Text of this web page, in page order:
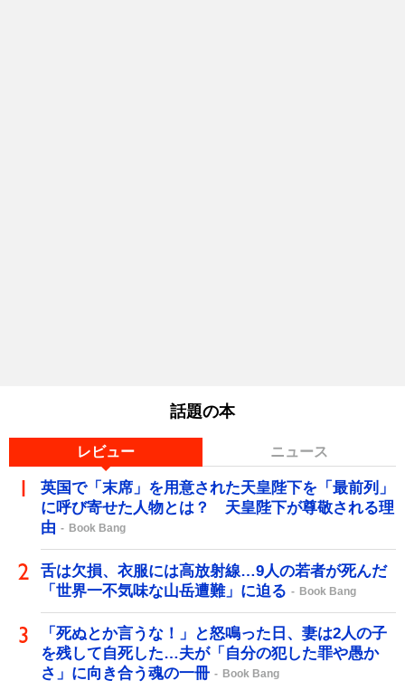
話題の本
レビュー ニュース
英国で「末席」を用意された天皇陛下を「最前列」
に呼び寄せた人物とは？ 天皇陛下が尊敬される理
由
Book Bang
舌は欠損、衣服には高放射線…9人の若者が死んだ
「世界一不気味な山岳遭難」に迫る
Book Bang
「死ぬとか言うな！」と怒鳴った日、妻は2人の子
を残して自死した…夫が「自分の犯した罪や愚か
さ」に向き合う魂の一冊
Book Bang